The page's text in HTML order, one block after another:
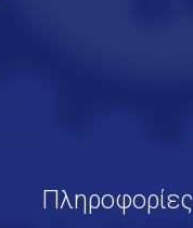
Πληροφορίες